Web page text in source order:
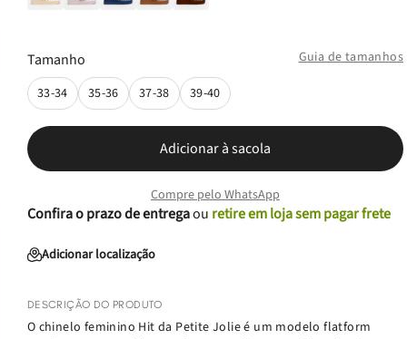
Guia de tamanhos
Tamanho
33-34 35-36 37-38 39-40
Adicionar à sacola
Compre pelo WhatsApp
Confira o prazo de entregaou retire em loja sem pagar frete
Adicionar localização
DESCRIÇÃO DO PRODUTO
O chinelo feminino Hit da Petite Jolie é um modelo flatform